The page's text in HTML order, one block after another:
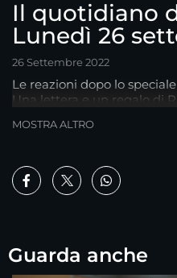
Il quotidiano
Lunedì 26
26 Settembre 2022
Le reazioni dopo lo
Una lettera e un regalo di
MOSTRA ALTRO
Guarda anche